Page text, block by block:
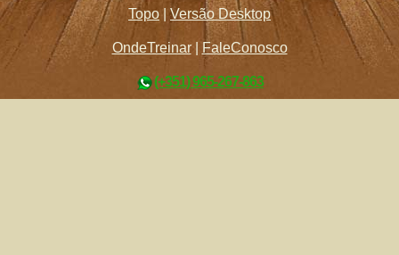
Topo |Versão Desktop
OndeTreinar| FaleConosco
(+351) 965-267-863